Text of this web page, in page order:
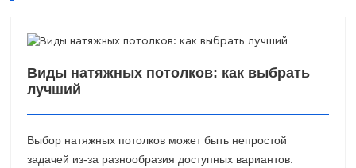
Виды натяжных потолков: как выбрать
лучший
Выбор натяжных потолков может быть непростой
задачей из-за разнообразия доступных вариантов.